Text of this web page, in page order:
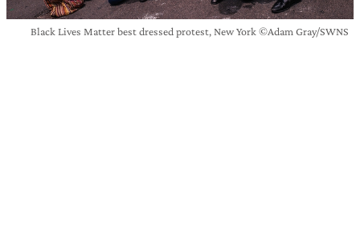
Black Lives Matter best dressed protest, New York ©Adam Gray/SWNS